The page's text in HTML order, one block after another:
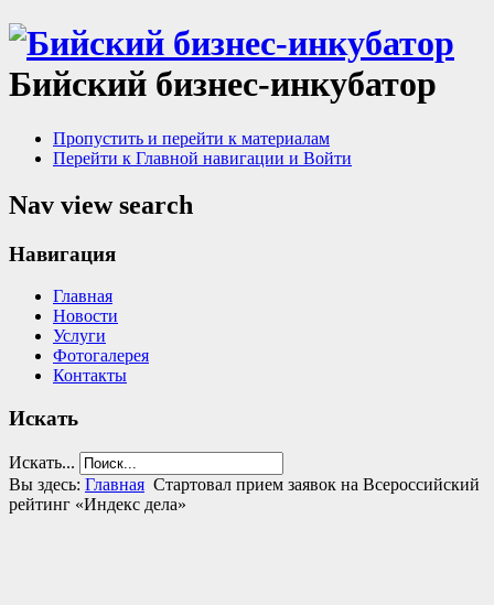
Бийский бизнес-инкубатор
Пропустить и перейти к материалам
Перейти к Главной навигации и Войти
Nav view search
Навигация
Главная
Новости
Услуги
Фотогалерея
Контакты
Искать
Искать...
Вы здесь: Главная Стартовал прием заявок на Всероссийский
рейтинг «Индекс дела»